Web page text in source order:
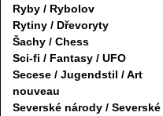
Ryby / Rybolov
Rytiny / Dřevoryty
Šachy / Chess
Sci-fi / Fantasy / UFO
Secese / Jugendstil / Art
nouveau
Severské národy / Severské